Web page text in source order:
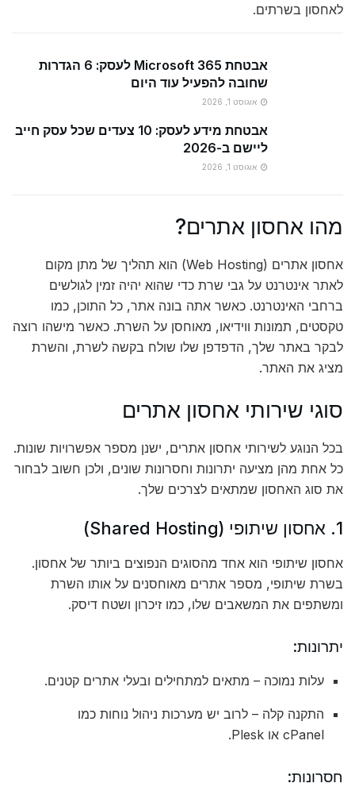
לאחסון בשרתים.
אבטחת Microsoft 365 לעסק: 6 הגדרות
שחובה להפעיל עוד היום
אוגוסט 1, 2026
אבטחת מידע לעסק: 10 צעדים שכל עסק חייב
ליישם ב-2026
אוגוסט 1, 2026
מהו אחסון אתרים?
אחסון אתרים (Web Hosting) הוא תהליך של מתן מקום
לאתר אינטרנט על גבי שרת כדי שהוא יהיה זמין לגולשים
ברחבי האינטרנט. כאשר אתה בונה אתר, כל התוכן, כמו
טקסטים, תמונות ווידיאו, מאוחסן על השרת. כאשר מישהו רוצה
לבקר באתר שלך, הדפדפן שלו שולח בקשה לשרת, והשרת
מציג את האתר.
סוגי שירותי אחסון אתרים
בכל הנוגע לשירותי אחסון אתרים, ישנן מספר אפשרויות שונות.
כל אחת מהן מציעה יתרונות וחסרונות שונים, ולכן חשוב לבחור
את סוג האחסון שמתאים לצרכים שלך.
1. אחסון שיתופי (Shared Hosting)
אחסון שיתופי הוא אחד מהסוגים הנפוצים ביותר של אחסון.
בשרת שיתופי, מספר אתרים מאוחסנים על אותו השרת
ומשתפים את המשאבים שלו, כמו זיכרון ושטח דיסק.
יתרונות:
עלות נמוכה – מתאים למתחילים ובעלי אתרים קטנים.
התקנה קלה – לרוב יש מערכות ניהול נוחות כמו
cPanel או Plesk.
חסרונות: